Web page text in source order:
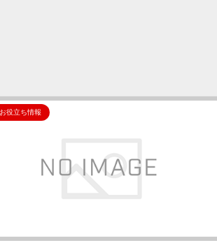
役立ち情報